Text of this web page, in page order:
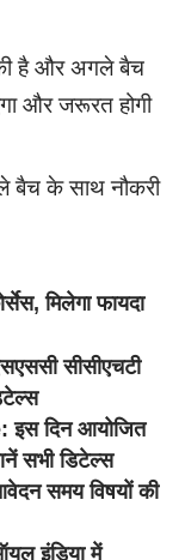
है और अगले बैच
और जरूरत होगी
बैच के साथ नौकरी
मिलेगा फायदा
सीसीएचटी
दिन आयोजित
सभी डिटेल्स
समय विषयों की
इंडिया में